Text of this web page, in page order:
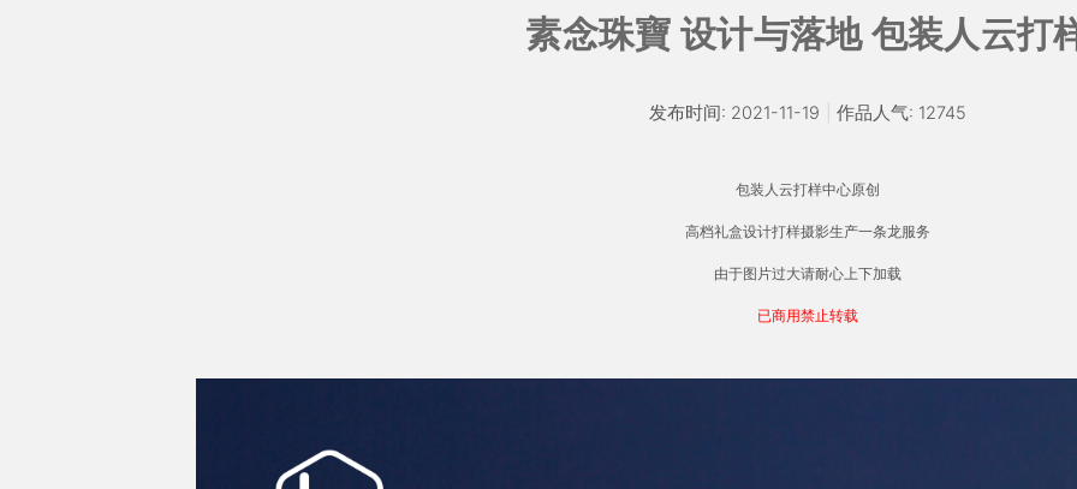
素念珠寶 设计与落地 包装人云打
发布时间: 2021-11-19 作品人气: 12745
包装人云打样中心原创
高档礼盒设计打样摄影生产一条龙服务
由于图片过大请耐心上下加载
已商用禁止转载